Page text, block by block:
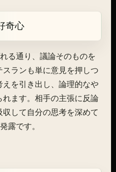
奇心
る通り、議論そのものを
ランも単に意見を押しつ
を引き出し、論理的なや
ます。相手の主張に反論
して自分の思考を深めて
露です。